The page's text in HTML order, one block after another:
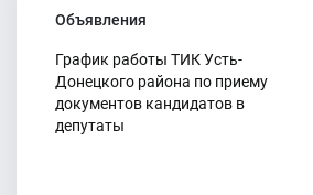
нового созыва
16.06.2026
Состоялось очередное заседание
избирательной комиссии
Объявления
График работы ТИК Усть-
Донецкого района по приему
документов кандидатов в
депутаты